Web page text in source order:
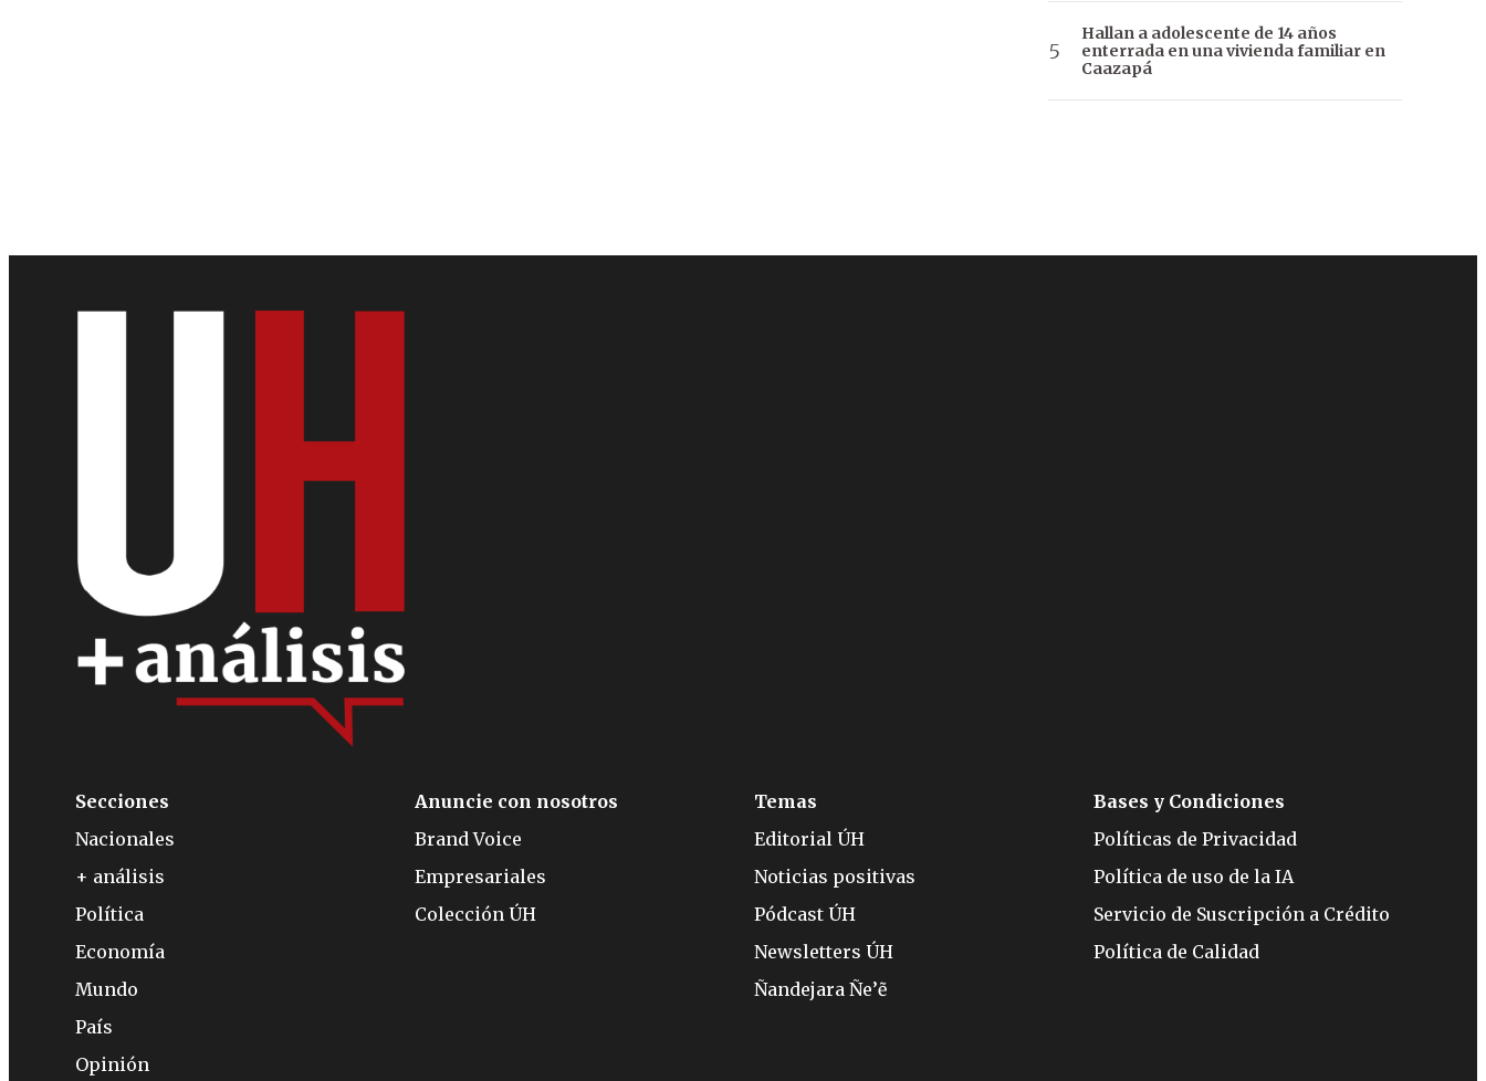
Hallan a adolescente de 14 años
enterrada en una vivienda familiar en
Caazapá
Secciones
Nacionales
+ análisis
Política
Economía
Mundo
País
Opinión
Anuncie con nosotros
Brand Voice
Empresariales
Colección ÚH
Temas
Editorial ÚH
Noticias positivas
Pódcast ÚH
Newsletters ÚH
Ñandejara Ñe’ẽ
Bases y Condiciones
Políticas de Privacidad
Política de uso de la IA
Servicio de Suscripción a Crédito
Política de Calidad